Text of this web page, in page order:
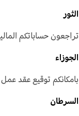
الثور
تراجعون حساباتكم
الجوزاء
بامكانكم توقيع عقد عمل
السرطان